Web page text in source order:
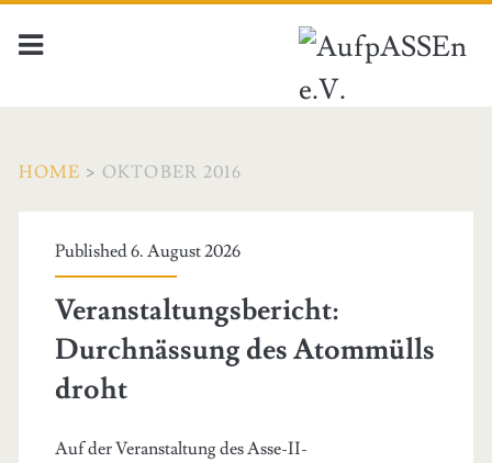
HOME > OKTOBER 2016
Monat:
<span>Oktober
2016</span>
Published 6. August 2026
Veranstaltungsbericht:
Durchnässung des Atommülls
droht
Auf der Veranstaltung des Asse-II-